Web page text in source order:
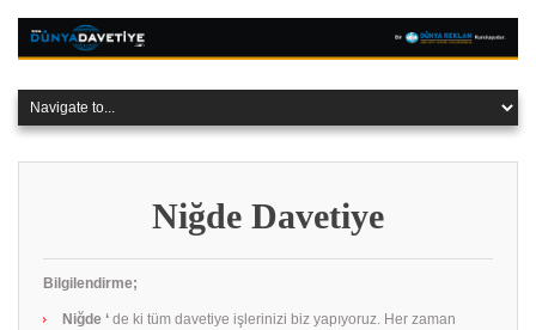
Niğde Davetiye
Bilgilendirme;
Niğde ‘ de ki tüm davetiye işlerinizi biz yapıyoruz. Her zaman